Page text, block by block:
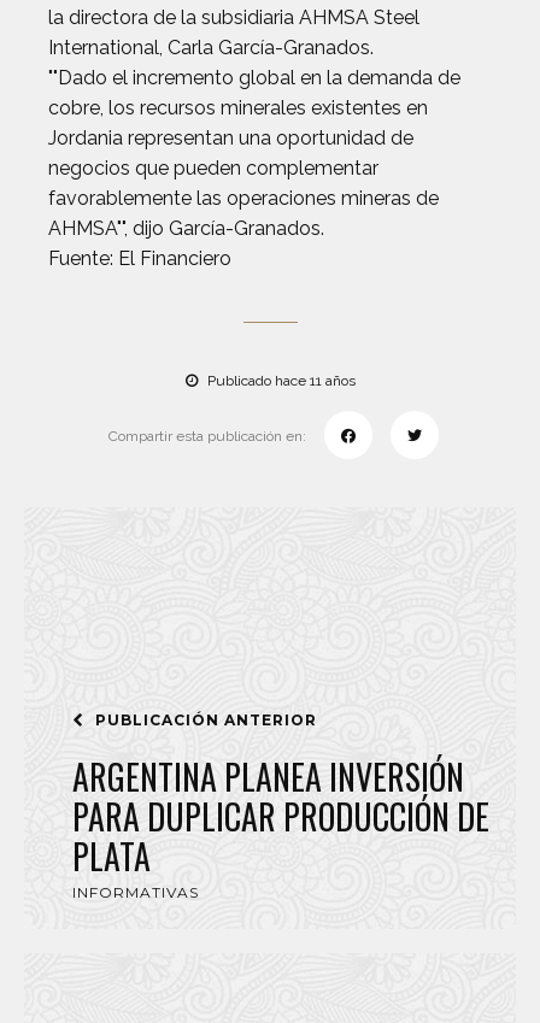
la directora de la subsidiaria AHMSA Steel
International, Carla García-Granados.
""Dado el incremento global en la demanda de
cobre, los recursos minerales existentes en
Jordania representan una oportunidad de
negocios que pueden complementar
favorablemente las operaciones mineras de
AHMSA"", dijo García-Granados.
Fuente: El Financiero
Publicado hace 11 años
Compartir esta publicación en:
PUBLICACIÓN ANTERIOR
ARGENTINA PLANEA INVERSIÓN
PARA DUPLICAR PRODUCCIÓN DE
PLATA
INFORMATIVAS